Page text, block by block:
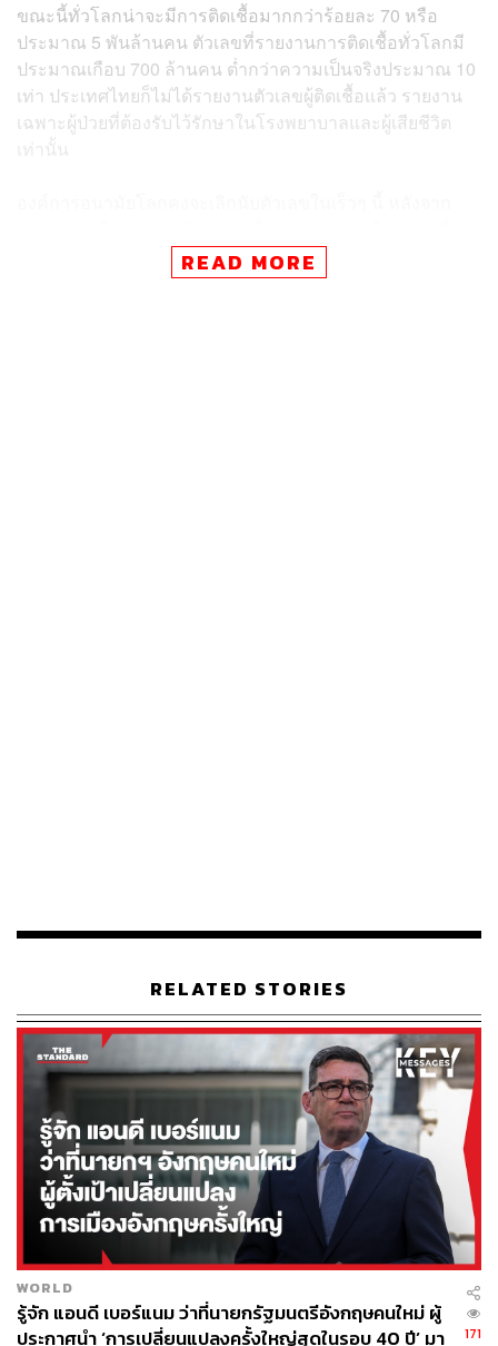
ขณะนี้ทั่วโลกน่าจะมีการติดเชื้อมากกว่าร้อยละ 70 หรือ
ประมาณ 5 พันล้านคน ตัวเลขที่รายงานการติดเชื้อทั่วโลกมี
ประมาณเกือบ 700 ล้านคน ต่ำกว่าความเป็นจริงประมาณ 10
เท่า ประเทศไทยก็ไม่ได้รายงานตัวเลขผู้ติดเชื้อแล้ว รายงาน
เฉพาะผู้ป่วยที่ต้องรับไว้รักษาในโรงพยาบาลและผู้เสียชีวิต
เท่านั้น
แล้ว ความรุนแรงของโรคลดลงมาโดยตลอด ผู้เสียชีวิต
มากกว่าร้อยละ 80 เป็นผู้สูงอายุและมีโรคประจำตัว จะไม่มี
ปริมาณวัคซีนที่ใช้ต่อปีก็จะเหมือนไข้หวัดใหญ่ ที่มีการ
ระบาดในฤดูฝนหรือโรงเรียนเปิดเทอมแรกในเดือนมิถุนายน
นั่นเอง ดังนั้นการให้วัคซีนประจำปีควรจะเป็นเดือนเมษายน-
พฤษภาคม เพื่อป้องกันการระบาดในฤดูฝนที่จะเริ่มตั้งแต่
เดือนมิถุนายน
TAGS: เชื้อไวรัสโคโรนา COVID-19
โควิด-19
ยง ภู่วรวรรณ
วัคซีนโควิด-19 โรคประจำฤดูกาล
READ MORE
RELATED STORIES
WORLD
รู้จัก แอนดี เบอร์แนม ว่าที่นายกรัฐมนตรีอังกฤษคนใหม่ ผู้
ประกาศนำ ‘การเปลี่ยนแปลงครั้งใหญ่สุดในรอบ 40 ปี’ มา
171